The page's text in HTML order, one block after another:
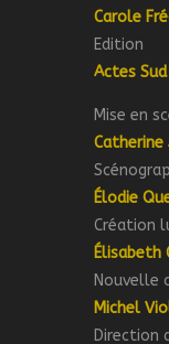
Carole
Edition
Actes
Mise en
Catherine
Élodie
Création
Élisabeth
Nouvelle
Michel
Direction